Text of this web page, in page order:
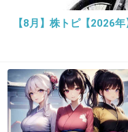
2014/09/26(金) 22:47:25
最高でした!!
終わってしまって
逸でした!!
ぜひ、観てみてく
【8月】株トピ【2026年